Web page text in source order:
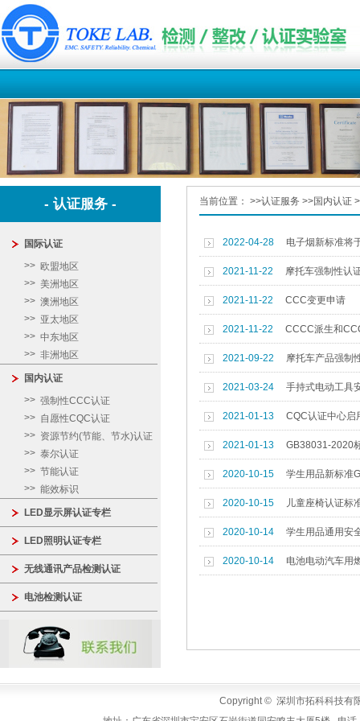
- 认证服务 -
国际认证
欧盟地区
美洲地区
澳洲地区
亚太地区
中东地区
非洲地区
国内认证
强制性CCC认证
自愿性CQC认证
资源节约(节能、节水)认证
泰尔认证
节能认证
能效标识
LED显示屏认证专栏
LED照明认证专栏
无线通讯产品检测认证
电池检测认证
当前位置： >>认证服务 >>国内认证
2022-04-28 电子烟新标准将
2021-11-22 摩托车强制性认
2021-11-22 CCC变更申请
2021-11-22 CCCC派生和
2021-09-22 摩托车产品强制
2021-03-24 手持式电动工具
2021-01-13 CQC认证中心启
2021-01-13 GB38031-2020
2020-10-15 学生用品新标准
2020-10-15 儿童座椅认证标
2020-10-14 学生用品通用安
2020-10-14 电池电动汽车用
Copyright © 深圳市拓科科技有